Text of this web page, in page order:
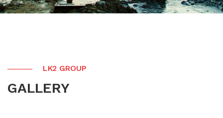
LK2 GROUP
GALLERY